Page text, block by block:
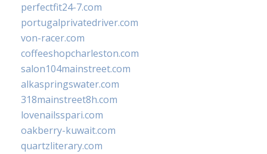
perfectfit24-7.com
portugalprivatedriver.com
von-racer.com
coffeeshopcharleston.com
salon104mainstreet.com
alkaspringswater.com
318mainstreet8h.com
lovenailsspari.com
oakberry-kuwait.com
quartzliterary.com